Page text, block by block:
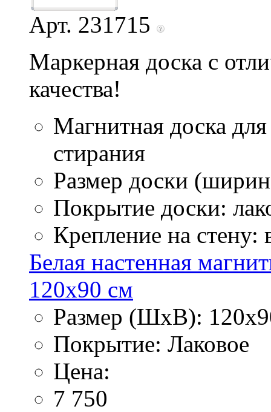
Арт. 231715
Маркерная доска с
качества!
Магнитная доска
стирания
Размер доски
Покрытие доски:
Крепление на стену:
Белая настенная
120х90 см
Размер (ШхВ):
Покрытие: Лаковое
Цена:
7 750